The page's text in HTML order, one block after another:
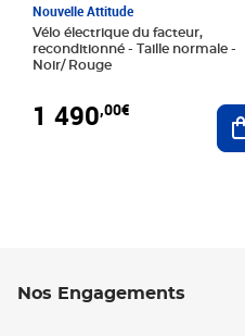
Nouvelle Attitude
Vélo électrique du facteur,
reconditionné - Taille normale -
Noir/ Rouge
1 490,00€
Nos Engagements